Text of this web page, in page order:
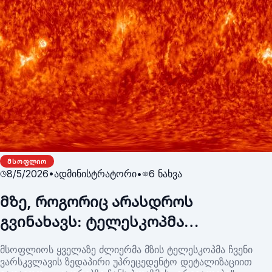
ᲛᲡᲝᲤᲚᲘᲝ
8/5/2026•ადმინისტრატორი• 6 ნახვა
მზე, როგორიც არასდროს
გვინახავს: ტელესკოპმა
ვარსკვლავის ზედაპირზე
„სპირალური გრიგალები"
მსოფლიოს ყველაზე ძლიერმა მზის ტელესკოპმა ჩვენი
ვარსკვლავის ზედაპირი უპრეცედენტო დეტალიზაციით